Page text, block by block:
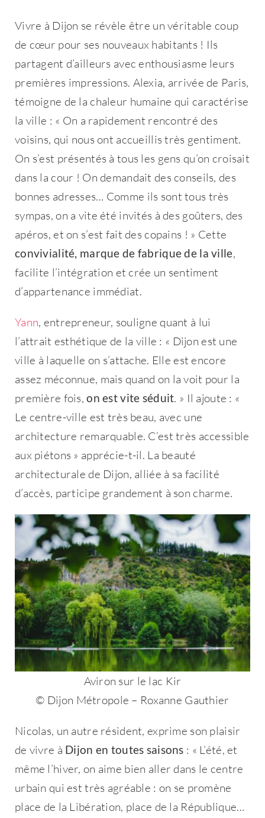
Vivre à Dijon se révèle être un véritable coup
de cœur pour ses nouveaux habitants ! Ils
partagent d’ailleurs avec enthousiasme leurs
premières impressions. Alexia, arrivée de Paris,
témoigne de la chaleur humaine qui caractérise
la ville : « On a rapidement rencontré des
voisins, qui nous ont accueillis très gentiment.
On s’est présentés à tous les gens qu’on croisait
dans la cour ! On demandait des conseils, des
bonnes adresses… Comme ils sont tous très
sympas, on a vite été invités à des goûters, des
apéros, et on s’est fait des copains ! » Cette
convivialité, marque de fabrique de la ville,
facilite l’intégration et crée un sentiment
d’appartenance immédiat.
Yann, entrepreneur, souligne quant à lui
l’attrait esthétique de la ville : « Dijon est une
ville à laquelle on s’attache. Elle est encore
assez méconnue, mais quand on la voit pour la
première fois,on est vite séduit. » Il ajoute : «
Le centre-ville est très beau, avec une
architecture remarquable. C’est très accessible
aux piétons » apprécie-t-il. La beauté
architecturale de Dijon, alliée à sa facilité
d’accès, participe grandement à son charme.
Aviron sur le lac Kir
© Dijon Métropole – Roxanne Gauthier
Nicolas, un autre résident, exprime son plaisir
de vivre à Dijon en toutes saisons : « L’été, et
même l’hiver, on aime bien aller dans le centre
urbain qui est très agréable : on se promène
place de la Libération, place de la République…